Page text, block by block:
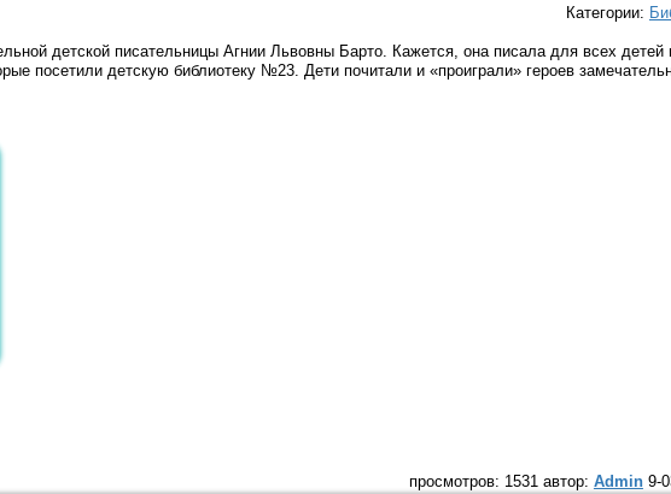
Категории:
детской писательницы Агнии Львовны Барто. Кажется, она писала для всех детей
посетили детскую библиотеку №23. Дети почитали и «проиграли» героев
просмотров: 1531 автор: Admin9-